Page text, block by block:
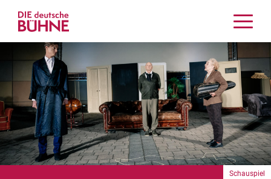
Kritiken
Schauspiel
Musiktheater
Tanz
Crossover
Bühnenwelt
Festivals & Veranstaltungen
Schauspiel